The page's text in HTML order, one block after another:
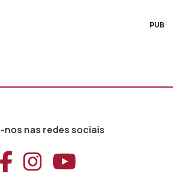
PUB
nos nas redes sociais
Aceder ao
Aceder ao
Aceder